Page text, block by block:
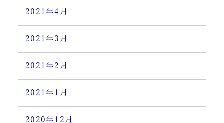
2021年4月
2021年3月
2021年2月
2021年1月
2020年12月